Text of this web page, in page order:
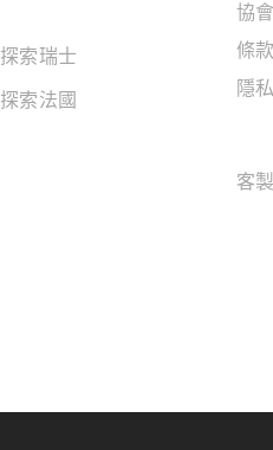
探索瑞士
探索法國
協
條
隱
客